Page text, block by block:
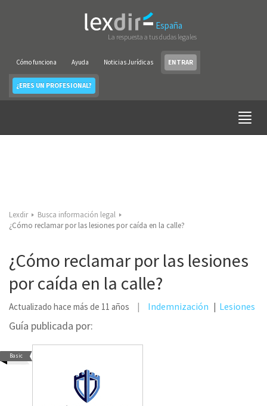
España
La respuesta a tus dudas legales
Cómo funciona Ayuda Noticias Jurídicas ENTRAR
¿ERES UN PROFESIONAL?
Lexdir
Busca información legal
¿Cómo reclamar por las lesiones por caída en la calle?
¿Cómo reclamar por las lesiones
por caída en la calle?
Actualizado hace más de 11 años Indemnización Lesiones
Guía publicada por:
Basic